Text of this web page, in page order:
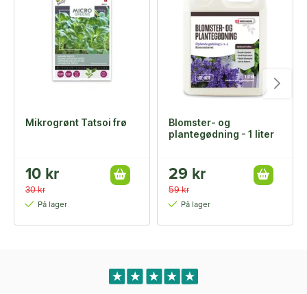
Mikrogrønt Tatsoi frø
10 kr
30 kr
På lager
Blomster- og
plantegødning - 1 liter
29 kr
59 kr
På lager